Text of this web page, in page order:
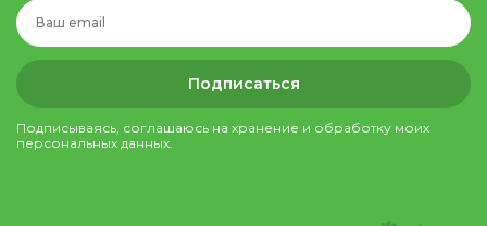
Подписаться
Подписываясь, соглашаюсь на хранение и обработку моих
персональных данных.